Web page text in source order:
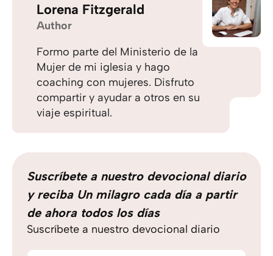
Lorena Fitzgerald
Author
Formo parte del Ministerio de la
Mujer de mi iglesia y hago
coaching con mujeres. Disfruto
compartir y ayudar a otros en su
viaje espiritual.
Suscríbete a nuestro devocional diario
y reciba Un milagro cada día a partir
de ahora todos los días
Suscríbete a nuestro devocional diario